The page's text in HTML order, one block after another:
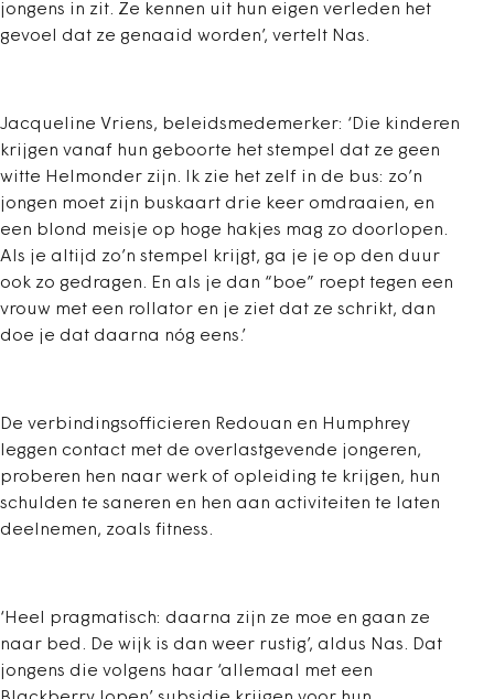
jongens in zit. Ze kennen uit hun eigen verleden het
gevoel dat ze genaaid worden’, vertelt Nas.
Jacqueline Vriens, beleidsmedemerker: ‘Die kinderen
krijgen vanaf hun geboorte het stempel dat ze geen
witte Helmonder zijn. Ik zie het zelf in de bus: zo’n
jongen moet zijn buskaart drie keer omdraaien, en
een blond meisje op hoge hakjes mag zo doorlopen.
Als je altijd zo’n stempel krijgt, ga je je op den duur
ook zo gedragen. En als je dan “boe” roept tegen een
vrouw met een rollator en je ziet dat ze schrikt, dan
doe je dat daarna nóg eens.’
De verbindingsofficieren Redouan en Humphrey
leggen contact met de overlastgevende jongeren,
proberen hen naar werk of opleiding te krijgen, hun
schulden te saneren en hen aan activiteiten te laten
deelnemen, zoals fitness.
‘Heel pragmatisch: daarna zijn ze moe en gaan ze
naar bed. De wijk is dan weer rustig’, aldus Nas. Dat
jongens die volgens haar ‘allemaal met een